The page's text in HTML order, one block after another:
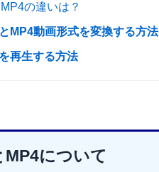
の違いは？
MP4動画形式を変換する方法
再生する方法
MP4について